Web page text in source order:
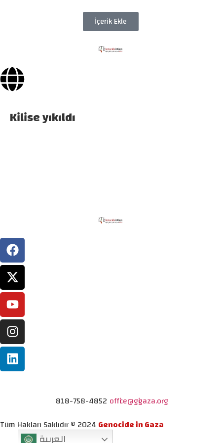
İçerik Ekle
Kilise yıkıldı
818-758-4852 office@gigaza.org
Tüm Hakları Saklıdır © 2024 Genocide in Gaza
العربية